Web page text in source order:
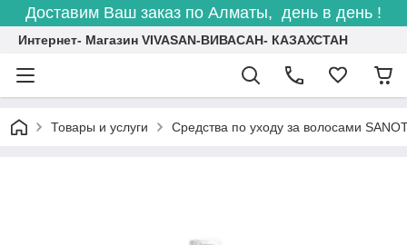
Доставим Ваш заказ по Алматы, день в день !
Интернет- Магазин VIVASAN-ВИВАСАН- КАЗАХСТАН
Товары и услуги Средства по уходу за волосами